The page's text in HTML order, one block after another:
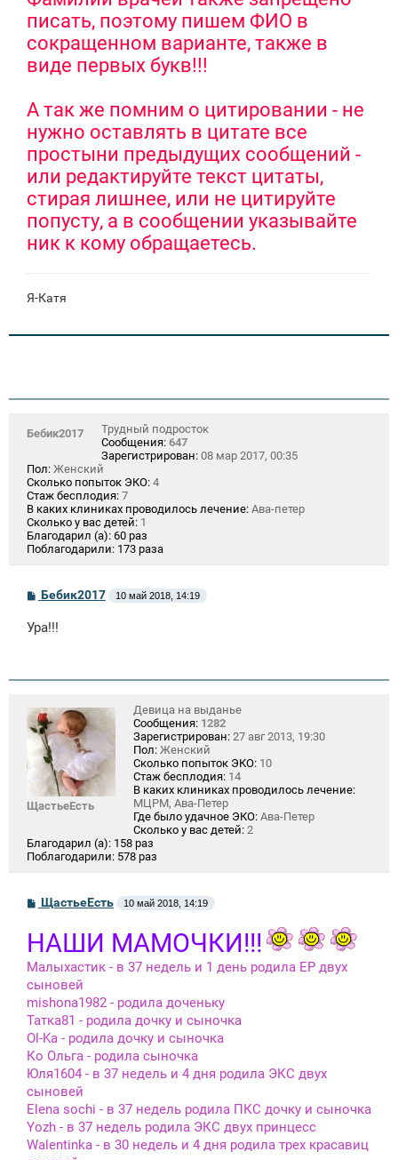
писать, поэтому пишем ФИО в
сокращенном варианте, также в
виде первых букв!!!
А так же помним о цитировании - не
нужно оставлять в цитате все
простыни предыдущих сообщений -
или редактируйте текст цитаты,
стирая лишнее, или не цитируйте
попусту, а в сообщении указывайте
ник к кому обращаетесь.
Я-Катя
Бебик2017
Трудный подросток
Сообщения: 647
Зарегистрирован: 08 мар 2017, 00:35
Пол: Женский
Сколько попыток ЭКО: 4
Стаж бесплодия: 7
В каких клиниках проводилось лечение: Ава-петер
Сколько у вас детей: 1
Благодарил (а): 60 раз
Поблагодарили: 173 раза
С
о
б
и
Бебик2017 10 май 2018, 14:19
Ура!!!
ЩастьеЕсть
Девица на выданье
Сообщения: 1282
Зарегистрирован: 27 авг 2013, 19:30
Пол: Женский
Сколько попыток ЭКО: 10
Стаж бесплодия: 14
В каких клиниках проводилось лечение:
МЦРМ, Ава-Петер
Где было удачное ЭКО: Ава-Петер
Сколько у вас детей: 2
Благодарил (а): 158 раз
Поблагодарили: 578 раз
С
о
б
щ
е
н
и
е
ЩастьеЕсть 10 май 2018, 14:19
НАШИ МАМОЧКИ!!!
Малыхастик - в 37 недель и 1 день родила ЕР двух
сыновей
mishona1982 - родила доченьку
Татка81 - родила дочку и сыночка
Ol-Ka - родила дочку и сыночка
Ко Ольга - родила сыночка
Юля1604 - в 37 недель и 4 дня родила ЭКС двух
сыновей
Elena sochi - в 37 недель родила ПКС дочку и сыночка
Yozh - в 37 недель родила ЭКС двух принцесс
Walentinka - в 30 недель и 4 дня родила трех красавиц